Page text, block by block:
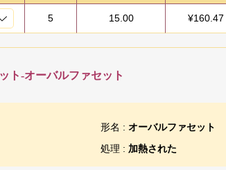
5 15.00 ¥160.47
ト-オーバルファセット
形名 : オーバルファセット
処理 : 加熱された